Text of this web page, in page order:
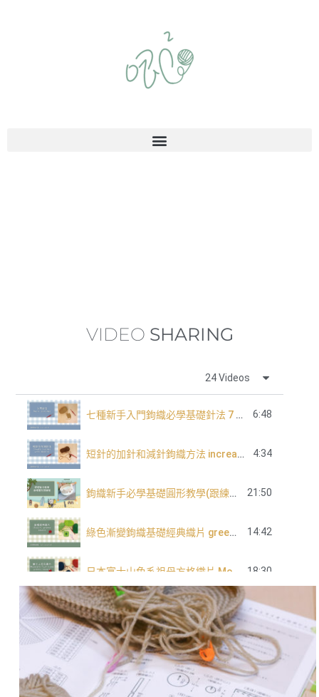
VIDEO SHARING
24 Videos
七種新手入門鉤織必學基礎針法 7 basic crochet stitch for beginners 6:48
短針的加針和減針鉤織方法 increase and decrease of single crochet 4:34
鉤織新手必學基礎圓形教學(跟練版) 21:50
綠色漸變鉤織基礎經典織片 green tone classic granny square 14:42
18:30
長針的加針及減針 increase and decrease of double crochet
中長針的加針及減針 increase and decrease of half double crochet
內鉤短針及外鉤短針的鉤織做法教學 How to make fbsc and bpsc for crochet